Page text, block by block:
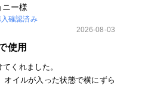
ニー様
入確認済み
2026-08-03
使用
くれました。
オイルが入った状態で横にずら